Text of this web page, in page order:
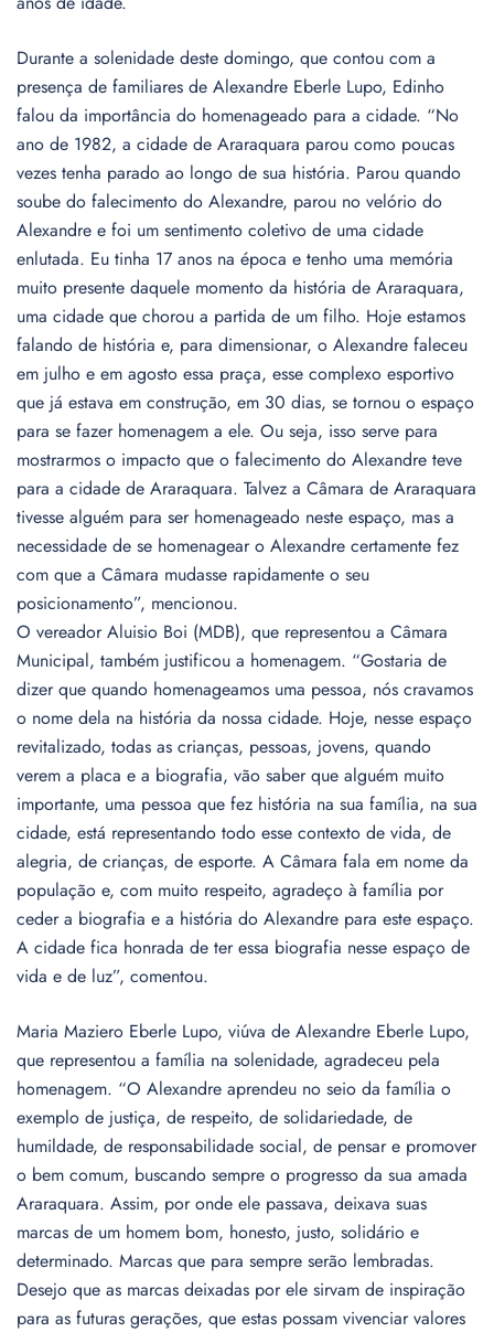
Durante a solenidade deste domingo, que contou com a
presença de familiares de Alexandre Eberle Lupo, Edinho
falou da importância do homenageado para a cidade. “No
ano de 1982, a cidade de Araraquara parou como poucas
vezes tenha parado ao longo de sua história. Parou quando
soube do falecimento do Alexandre, parou no velório do
Alexandre e foi um sentimento coletivo de uma cidade
enlutada. Eu tinha 17 anos na época e tenho uma memória
muito presente daquele momento da história de Araraquara,
uma cidade que chorou a partida de um filho. Hoje estamos
falando de história e, para dimensionar, o Alexandre faleceu
em julho e em agosto essa praça, esse complexo esportivo
que já estava em construção, em 30 dias, se tornou o espaço
para se fazer homenagem a ele. Ou seja, isso serve para
mostrarmos o impacto que o falecimento do Alexandre teve
para a cidade de Araraquara. Talvez a Câmara de Araraquara
tivesse alguém para ser homenageado neste espaço, mas a
necessidade de se homenagear o Alexandre certamente fez
com que a Câmara mudasse rapidamente o seu
posicionamento”, mencionou.
O vereador Aluisio Boi (MDB), que representou a Câmara
Municipal, também justificou a homenagem. “Gostaria de
dizer que quando homenageamos uma pessoa, nós cravamos
o nome dela na história da nossa cidade. Hoje, nesse espaço
revitalizado, todas as crianças, pessoas, jovens, quando
verem a placa e a biografia, vão saber que alguém muito
importante, uma pessoa que fez história na sua família, na sua
cidade, está representando todo esse contexto de vida, de
alegria, de crianças, de esporte. A Câmara fala em nome da
população e, com muito respeito, agradeço à família por
ceder a biografia e a história do Alexandre para este espaço.
A cidade fica honrada de ter essa biografia nesse espaço de
vida e de luz”, comentou.
Maria Maziero Eberle Lupo, viúva de Alexandre Eberle Lupo,
que representou a família na solenidade, agradeceu pela
homenagem. “O Alexandre aprendeu no seio da família o
exemplo de justiça, de respeito, de solidariedade, de
humildade, de responsabilidade social, de pensar e promover
o bem comum, buscando sempre o progresso da sua amada
Araraquara. Assim, por onde ele passava, deixava suas
marcas de um homem bom, honesto, justo, solidário e
determinado. Marcas que para sempre serão lembradas.
Desejo que as marcas deixadas por ele sirvam de inspiração
para as futuras gerações, que estas possam vivenciar valores